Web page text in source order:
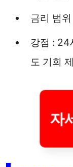
금리 범
강점 : 24
도 기회
자